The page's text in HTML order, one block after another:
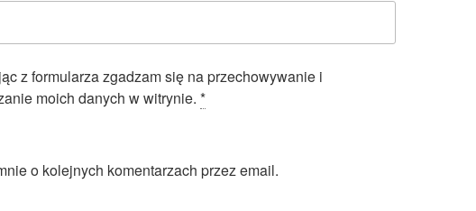
z formularza zgadzam się na przechowywanie i
moich danych w witrynie. *
o kolejnych komentarzach przez email.